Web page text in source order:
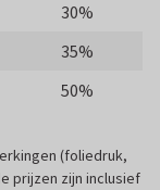
30%
35%
50%
(foliedruk,
prijzen zijn inclusief